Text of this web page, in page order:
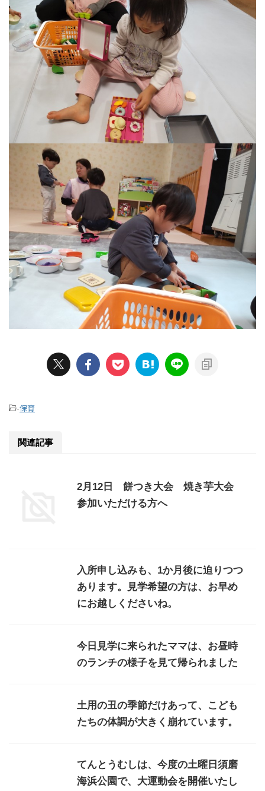
-保育
関連記事
2月12日 餅つき大会 焼き芋大会
参加いただける方へ
入所申し込みも、1か月後に迫りつつ
あります。見学希望の方は、お早め
にお越しくださいね。
今日見学に来られたママは、お昼時
のランチの様子を見て帰られました
土用の丑の季節だけあって、こども
たちの体調が大きく崩れています。
てんとうむしは、今度の土曜日須磨
海浜公園で、大運動会を開催いたし